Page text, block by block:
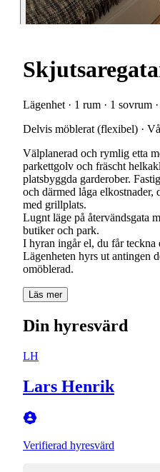
Lägenhet · 1 rum · 1 sovrum
Delvis möblerat (flexibel) ·
Välplanerad och rymlig etta
parkettgolv och fräscht
platsbyggda garderober.
och därmed låga elkostnader,
med grillplats.
Lugnt läge på återvändsgata
butiker och park.
I hyran ingår el, du får teckna
Lägenheten hyrs ut antingen
omöblerad.
Läs mer
Din hyresvärd
LH
Lars Henrik
Verifierad hyresvärd